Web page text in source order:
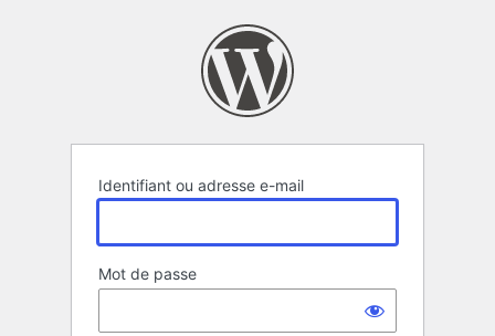
Identifiant ou adresse e-mail
Mot de passe